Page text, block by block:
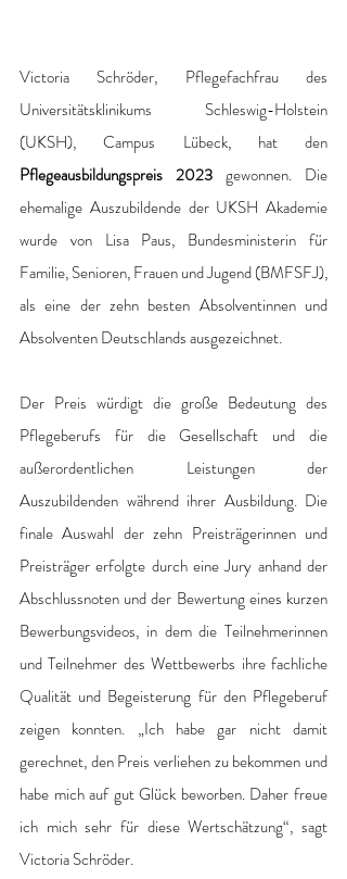
Victoria Schröder, Pflegefachfrau des
Universitätsklinikums Schleswig-Holstein
Pflegeausbildungspreis 2023 gewonnen. Die
ehemalige Auszubildende der UKSH Akademie
wurde von Lisa Paus, Bundesministerin für
Familie, Senioren, Frauen und Jugend (BMFSFJ),
als eine der zehn besten Absolventinnen und
Absolventen Deutschlands ausgezeichnet.
Der Preis würdigt die große Bedeutung des
Pflegeberufs für die Gesellschaft und die
außerordentlichen Leistungen der
Auszubildenden während ihrer Ausbildung. Die
finale Auswahl der zehn Preisträgerinnen und
Preisträger erfolgte durch eine Jury anhand der
Abschlussnoten und der Bewertung eines kurzen
Bewerbungsvideos, in dem die Teilnehmerinnen
und Teilnehmer des Wettbewerbs ihre fachliche
Qualität und Begeisterung für den Pflegeberuf
zeigen konnten. „Ich habe gar nicht damit
gerechnet, den Preis verliehen zu bekommen und
habe mich auf gut Glück beworben. Daher freue
ich mich sehr für diese Wertschätzung“, sagt
Victoria Schröder.